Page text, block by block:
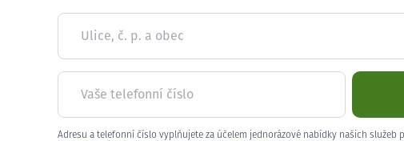
Ulice, č. p. a obec
Vaše telefonní číslo
Adresu a telefonní číslo vyplňujete za účelem jednorázové nabídky našich služeb